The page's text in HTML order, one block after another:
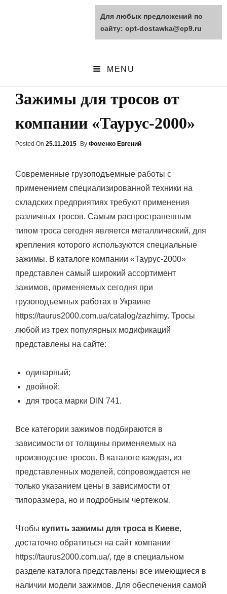
opt-dostawka.ru
MENU
Зажимы для тросов от
компании «Таурус-2000»
Posted On Posted
25.11.2015 By Фоменко Евгений
Современные грузоподъемные работы с
применением специализированной техники на
складских предприятиях требуют применения
различных тросов. Самым распространенным
типом троса сегодня является металлический, для
крепления которого используются специальные
зажимы. В каталоге компании «Таурус-2000»
представлен самый широкий ассортимент
зажимов, применяемых сегодня при
грузоподъемных работах в Украине
https://taurus2000.com.ua/catalog/zazhimy. Тросы
любой из трех популярных модификаций
представлены на сайте:
одинарный;
двойной;
для троса марки DIN 741.
Все категории зажимов подбираются в
зависимости от толщины применяемых на
производстве тросов. В каталоге каждая, из
представленных моделей, сопровождается не
только указанием цены в зависимости от
типоразмера, но и подробным чертежом.
Чтобы купить зажимы для троса в Киеве,
достаточно обратиться на сайт компании
https://taurus2000.com.ua/, где в специальном
разделе каталога представлены все имеющиеся в
наличии модели зажимов. Для обеспечения самой
Для любых предложений по
сайту: opt-dostawka@cp9.ru